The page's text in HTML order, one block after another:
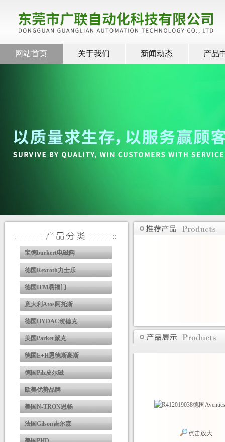
网站首页 关于我们 新闻动态 产品
宝德burkert电磁阀
德国Rexroth力士乐
德国IFM易福门
意大利Atos阿托斯
德国HYDAC贺德克
美国Parker派克
德国E+H恩德斯豪斯
德国Pilz皮尔磁
欧美优势品牌
美国N-TRON恩畅
法国Gilson吉尔森
点击放大